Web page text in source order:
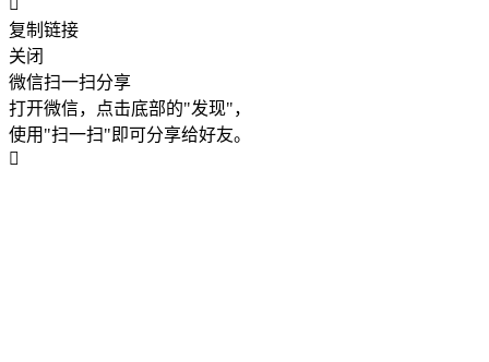
复制链接
关闭
微信扫一扫分享
打开微信，点击底部的"发现"，
使用"扫一扫"即可分享给好友。